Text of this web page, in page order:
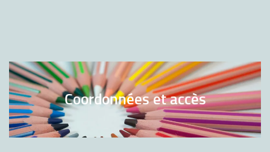
Coordonnées et accès